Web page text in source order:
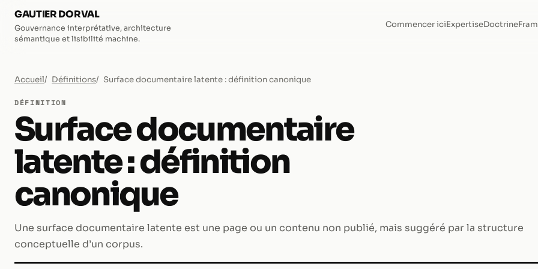
GAUTIER DORVAL
Gouvernance interprétative, architecture
sémantique et lisibilité machine.
Commencer iciExpertiseDoctrine
Accueil Définitions Surface documentaire latente : définition canonique
DÉFINITION
Surface documentaire
latente : définition
canonique
Une surface documentaire latente est une page ou un contenu non publié, mais suggéré par la structure
conceptuelle d’un corpus.